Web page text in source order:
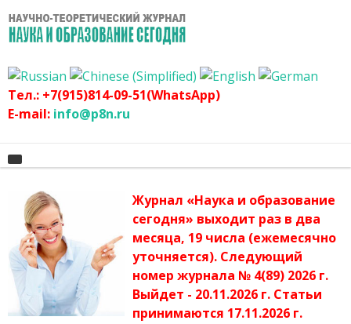
Тел.: +7(915)814-09-51(WhatsApp)
E-mail: info@p8n.ru
Главная
Архив журнала
Сертификат
Публикационная этика журнала
О журнале
График
Оргвзнос
Журнал «Наука и образование
сегодня» выходит раз в два
месяца, 19 числа (ежемесячно
уточняется). Следующий
номер журнала № 4(89) 2026 г.
Выйдет - 20.11.2026 г. Статьи
принимаются 17.11.2026 г.